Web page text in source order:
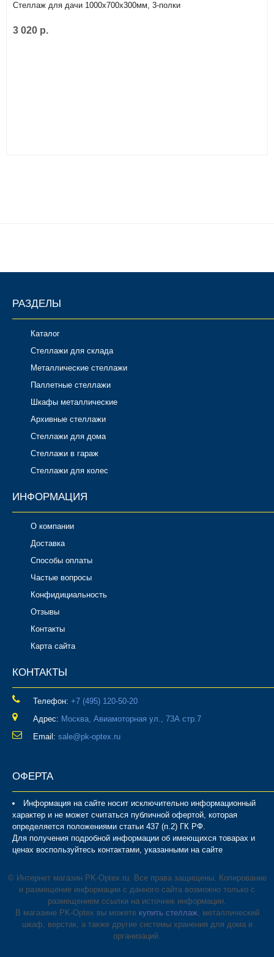
Стеллаж для дачи 1000х700х300мм, 3-полки
3 020 р.
РАЗДЕЛЫ
Каталог
Стеллажи для склада
Металлические стеллажи
Паллетные стеллажи
Шкафы металлические
Архивные стеллажи
Стеллажи для дома
Стеллажи в гараж
Стеллажи для колес
ИНФОРМАЦИЯ
О компании
Доставка
Способы оплаты
Частые вопросы
Конфидициальность
Отзывы
Контакты
Карта сайта
КОНТАКТЫ
Телефон: ‎+7 (495) 120-50-20
Адрес: Москва, Авиамоторная ул., 73А стр.7
Email: sale@pk-optex.ru
ОФЕРТА
Информация на сайте носит исключительно информационный
характер и не может считаться публичной офертой, которая
определяется положениями статьи 437 (п.2) ГК РФ.
Для получения подробной информации об имеющихся товарах и
ценах воспользуйтесь контактами, указанными на сайте
© Интернет магазин PK-Optex.ru. Все права защищены. Копирование
и размещение информации с данного сайта возможно только с
размещением ссылки на источник информации.
В магазине PK-Optex вы можете купить стеллаж, металлический
шкаф, верстак, а также другие системы хранения для дома и
организаций.